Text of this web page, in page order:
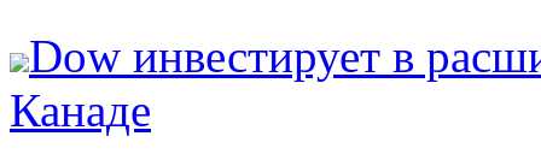
Dow инвестирует в
Канаде